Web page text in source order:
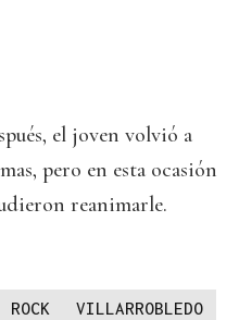
el joven volvió a
pero en esta ocasión
reanimarle.
ROCK VILLARROBLEDO